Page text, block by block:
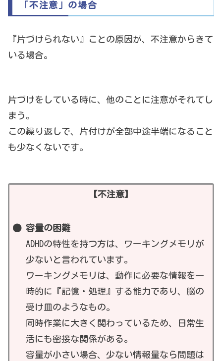
「不注意」の場合
『片づけられない』ことの原因が、不注意からきて
いる場合。
片づけをしている時に、他のことに注意がそれてし
まう。
この繰り返しで、片付けが全部中途半端になること
も少なくないです。
【不注意】
容量の困難
ADHDの特性を持つ方は、ワーキングメモリが
少ないと言われています。
ワーキングメモリは、動作に必要な情報を一
時的に『記憶・処理』する能力であり、脳の
受け皿のようなもの。
同時作業に大きく関わっているため、日常生
活にも密接な関係がある。
容量が小さい場合、少ない情報量なら問題は